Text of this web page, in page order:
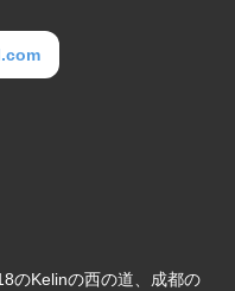
のKelinの西の道、成都の